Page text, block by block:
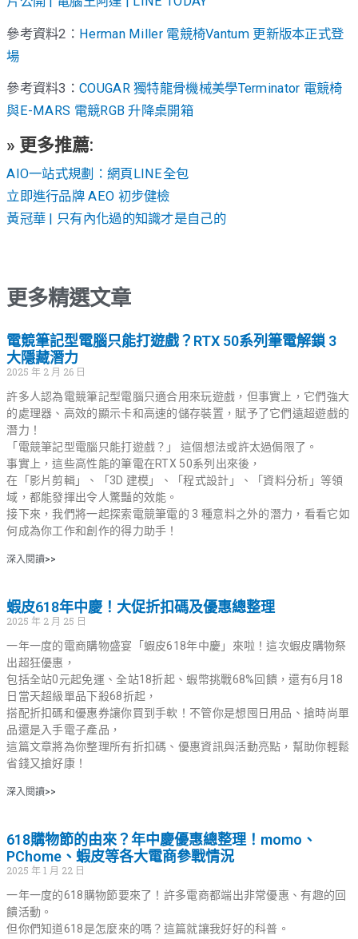
參考資料2： Herman Miller 電競椅Vantum 更新版本正式登
場
參考資料3：COUGAR 獨特龍骨機械美學Terminator 電競椅
與E-MARS 電競RGB 升降桌開箱
» 更多推薦:
AIO一站式規劃：網頁LINE全包
立即進行品牌 AEO 初步健檢
黃冠華 | 只有內化過的知識才是自己的
更多精選文章
電競筆記型電腦只能打遊戲？RTX 50系列筆電解鎖 3
大隱藏潛力
2025 年 2 月 26 日
許多人認為電競筆記型電腦只適合用來玩遊戲，但事實上，它們強大
的處理器、高效的顯示卡和高速的儲存裝置，賦予了它們遠超遊戲的
潛力！
「電競筆記型電腦只能打遊戲？」 這個想法或許太過侷限了。
事實上，這些高性能的筆電在RTX 50系列出來後，
在「影片剪輯」、「3D 建模」、「程式設計」、「資料分析」等領
域，都能發揮出令人驚豔的效能。
接下來，我們將一起探索電競筆電的 3 種意料之外的潛力，看看它如
何成為你工作和創作的得力助手！
深入閱讀>>
蝦皮618年中慶！大促折扣碼及優惠總整理
2025 年 2 月 25 日
一年一度的電商購物盛宴「蝦皮618年中慶」來啦！這次蝦皮購物祭
出超狂優惠，
包括全站0元起免運、全站18折起、蝦幣挑戰68%回饋，還有6月18
日當天超級單品下殺68折起，
搭配折扣碼和優惠券讓你買到手軟！不管你是想囤日用品、搶時尚單
品還是入手電子產品，
這篇文章將為你整理所有折扣碼、優惠資訊與活動亮點，幫助你輕鬆
省錢又搶好康！
深入閱讀>>
618購物節的由來？年中慶優惠總整理！momo、
PChome、蝦皮等各大電商參戰情況
2025 年 1 月 22 日
一年一度的618購物節要來了！許多電商都端出非常優惠、有趣的回
饋活動。
但你們知道618是怎麼來的嗎？這篇就讓我好好的科普。